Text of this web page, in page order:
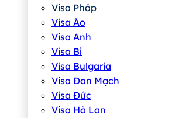
Visa Pháp
Visa Áo
Visa Anh
Visa Bỉ
Visa Bulgaria
Visa Đan Mạch
Visa Đức
Visa Hà Lan